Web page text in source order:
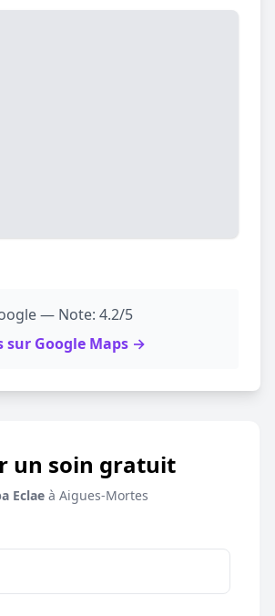
— Note: 4.2/5
sur Google Maps →
un soin gratuit
Eclae à Aigues-Mortes